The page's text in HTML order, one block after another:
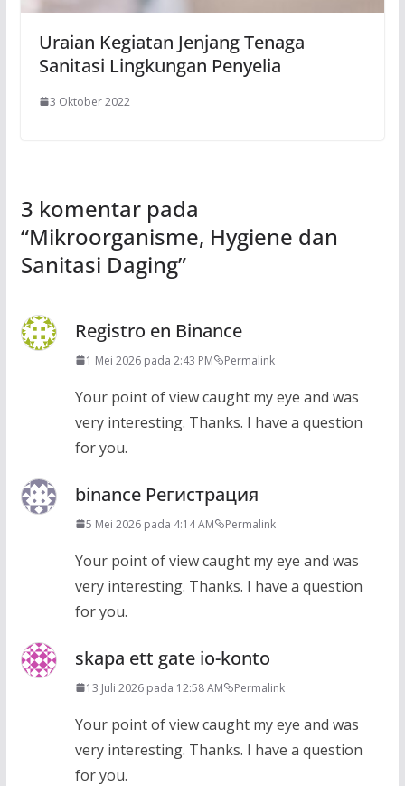
Uraian Kegiatan Jenjang Tenaga
Sanitasi Lingkungan Penyelia
3 Oktober 2022
3 komentar pada
“Mikroorganisme, Hygiene dan
Sanitasi Daging”
Registro en Binance
1 Mei 2026 pada 2:43 PM Permalink
Your point of view caught my eye and was
very interesting. Thanks. I have a question
for you.
binance Регистрация
5 Mei 2026 pada 4:14 AM Permalink
Your point of view caught my eye and was
very interesting. Thanks. I have a question
for you.
skapa ett gate io-konto
13 Juli 2026 pada 12:58 AM Permalink
Your point of view caught my eye and was
very interesting. Thanks. I have a question
for you.